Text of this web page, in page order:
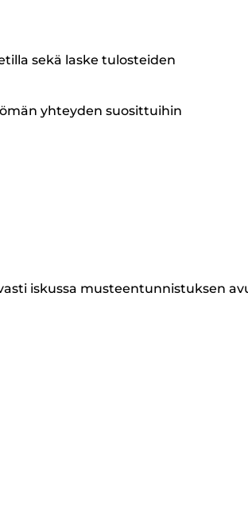
sekä laske tulosteiden
yhteyden suosittuihin
iskussa musteentunnistuksen